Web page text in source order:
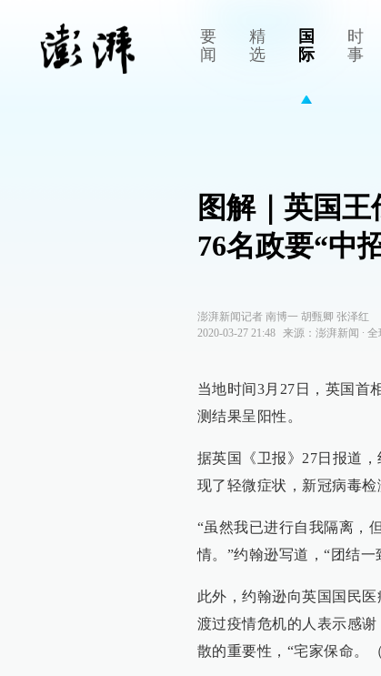
要
闻
精
选
国
际
时
事
图解｜英国
76名政要“中
澎湃新闻记者 南博一 胡甄卿 张泽红
2020-03-27 21:48
来源： 澎湃新闻 ∙ 全
当地时间3月27日，英国首
测结果呈阳性。
据英国《卫报》27日报道
现了轻微症状，新冠病毒检
“虽然我已进行自我隔离，
情。”约翰逊写道，“团结
此外，约翰逊向英国国民
渡过疫情危机的人表示感
散的重要性，“宅家保命。